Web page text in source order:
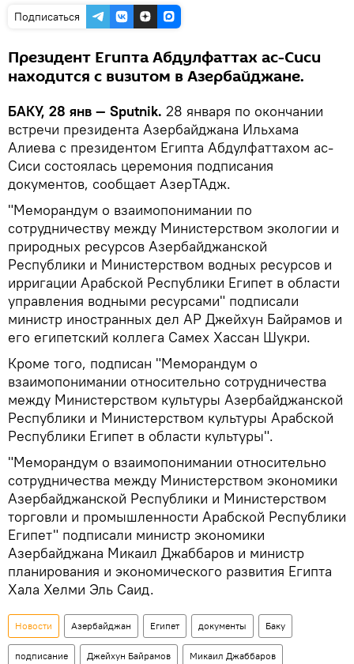
Подписаться
Президент Египта Абдулфаттах ас-Сиси
находится с визитом в Азербайджане.
БАКУ, 28 янв — Sputnik. 28 января по окончании
встречи президента Азербайджана Ильхама
Алиева с президентом Египта Абдулфаттахом ас-
Сиси состоялась церемония подписания
документов, сообщает АзерТАдж.
"Меморандум о взаимопонимании по
сотрудничеству между Министерством экологии и
природных ресурсов Азербайджанской
Республики и Министерством водных ресурсов и
ирригации Арабской Республики Египет в области
управления водными ресурсами" подписали
министр иностранных дел АР Джейхун Байрамов и
его египетский коллега Самех Хассан Шукри.
Кроме того, подписан "Меморандум о
взаимопонимании относительно сотрудничества
между Министерством культуры Азербайджанской
Республики и Министерством культуры Арабской
Республики Египет в области культуры".
"Меморандум о взаимопонимании относительно
сотрудничества между Министерством экономики
Азербайджанской Республики и Министерством
торговли и промышленности Арабской Республики
Египет" подписали министр экономики
Азербайджана Микаил Джаббаров и министр
планирования и экономического развития Египта
Хала Хелми Эль Саид.
Новости Азербайджан Египет документы Баку
подписание Джейхун Байрамов Микаил Джаббаров